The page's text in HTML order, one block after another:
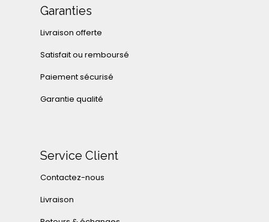
Garanties
Livraison offerte
Satisfait ou remboursé
Paiement sécurisé
Garantie qualité
Service Client
Contactez-nous
Livraison